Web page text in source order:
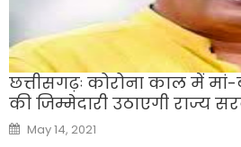
छत्तीसगढ़ः कोरोना काल में
की जिम्मेदारी उठाएगी राज्य
Posted
on
May 14, 2021